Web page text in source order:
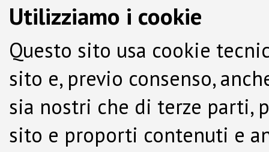
Utilizziamo i cookie
Questo sito usa cookie
sito e, previo consenso,
sia nostri che di terze parti,
sito e proporti contenuti e